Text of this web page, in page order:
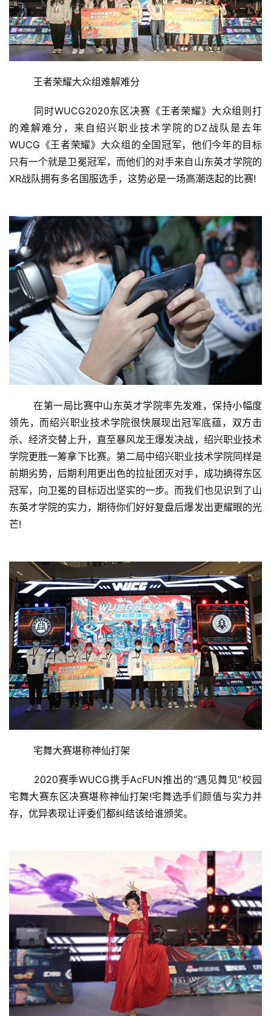
游
茶
原
创
界
手
机
单
机
游
戏
休
闲
游
2
5
第
十
三
届
金
茶
7
月
3
0
日
游
茶
上
文
中
国
)
	王者荣耀大众组难解难分
的难解难分，来自绍兴职业技术学院的DZ战队是去年
WUCG《王者荣耀》大众组的全国冠军，他们今年的目标
只有一个就是卫冕冠军，而他们的对手来自山东英才学院的
XR战队拥有多名国服选手，这势必是一场高潮迭起的比赛!
	在第一局比赛中山东英才学院率先发难，保持小幅度
领先，而绍兴职业技术学院很快展现出冠军底蕴，双方击
杀、经济交替上升，直至暴风龙王爆发决战，绍兴职业技术
学院更胜一筹拿下比赛。第二局中绍兴职业技术学院同样是
前期劣势，后期利用更出色的拉扯团灭对手，成功摘得东区
冠军，向卫冕的目标迈出坚实的一步。而我们也见识到了山
东英才学院的实力，期待你们好好复盘后爆发出更耀眼的光
芒!
	宅舞大赛堪称神仙打架
宅舞大赛东区决赛堪称神仙打架!宅舞选手们颜值与实力并
存，优异表现让评委们都纠结该给谁颁奖。